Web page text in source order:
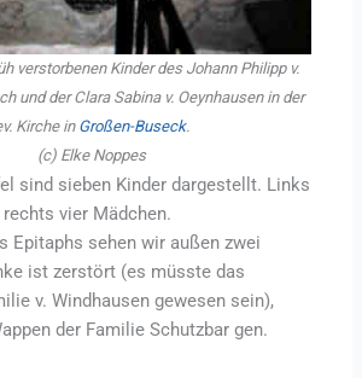
verstorbenen Kinder des Johann Philipp v.
und der Clara Sabina v. Oeynhausen in der
Kirche in Großen-Buseck.
(c) Elke Noppes
sind sieben Kinder dargestellt. Links
vier Mädchen.
Epitaphs sehen wir außen zwei
ist zerstört (es müsste das
v. Windhausen gewesen sein),
der Familie Schutzbar gen.